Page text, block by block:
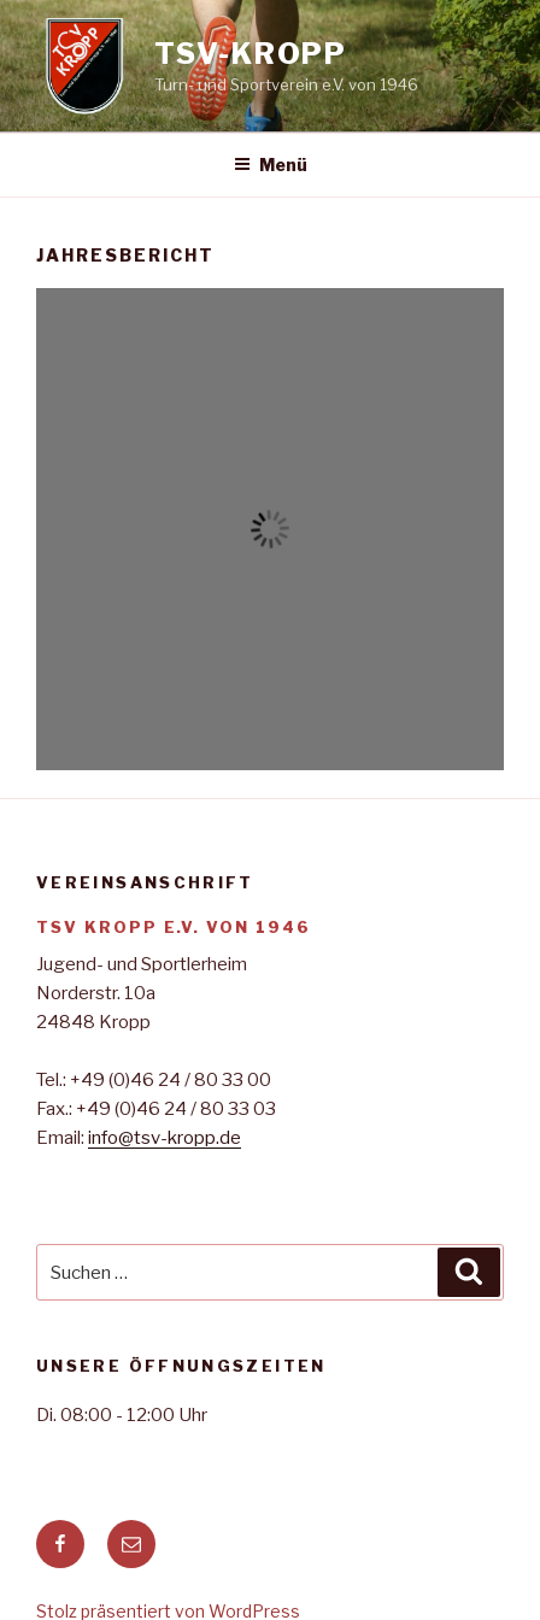
Zum
Inhalt
springen
TSV-KROPP
Turn- und Sportverein e.V. von 1946
Menü
JAHRESBERICHT
VEREINSANSCHRIFT
TSV KROPP E.V. VON 1946
Jugend- und Sportlerheim
Norderstr. 10a
24848 Kropp
Tel.: +49 (0)46 24 / 80 33 00
Fax.: +49 (0)46 24 / 80 33 03
Email: info@tsv-kropp.de
nach:
UNSERE ÖFFNUNGSZEITEN
Di. 08:00 - 12:00 Uhr
TSV
Kropp
Email
an
Stolz präsentiert von WordPress